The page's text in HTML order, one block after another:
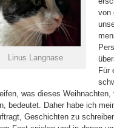
Linus Langnase
von
Für
was dieses Weihnachten,
bedeutet. Daher habe ich
Geschichten zu